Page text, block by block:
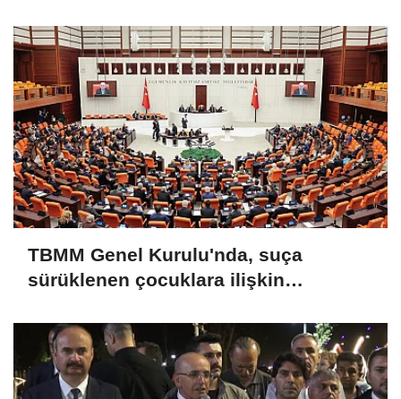
TBMM Genel Kurulu'nda, suça
sürüklenen çocuklara ilişkin
maddesi kabul edildi